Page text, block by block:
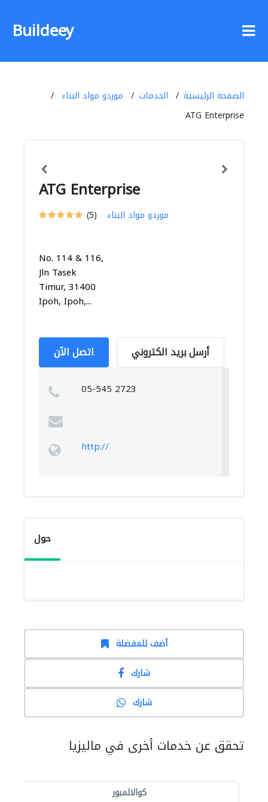
Buildeey
الصفحة الرئيسية الخدمات
موردو مواد البناء
ATG Enterprise
ATG Enterprise
(5) موردو مواد البناء
No. 114 & 116,
Jln Tasek
Timur, 31400
Ipoh, Ipoh,...
اتصل الآن أرسل بريد الكتروني
05-545 2723
http://
حول
أضف للمفضلة
شارك
شارك
تحقق عن خدمات أخرى في ماليزيا
كوالالمبور